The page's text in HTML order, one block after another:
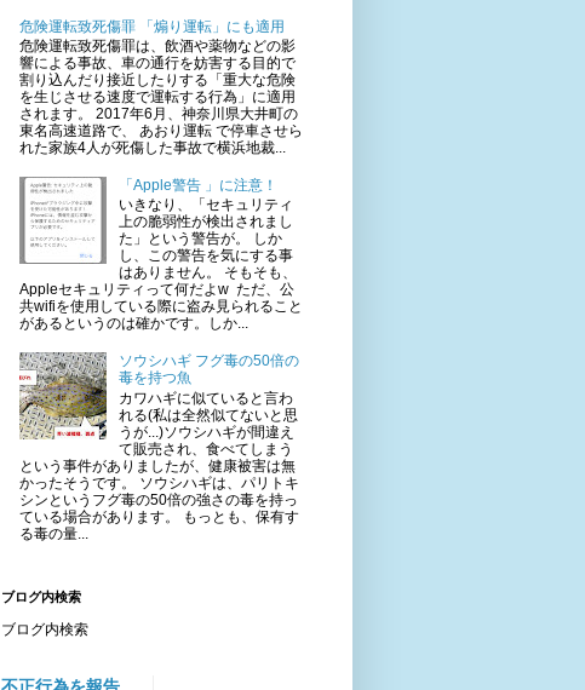
危険運転致死傷罪 「煽り運転」にも適用
危険運転致死傷罪は、飲酒や薬物などの影
響による事故、車の通行を妨害する目的で
割り込んだり接近したりする「重大な危険
を生じさせる速度で運転する行為」に適用
されます。 2017年6月、神奈川県大井町の
東名高速道路で、 あおり運転 で停車させら
れた家族4人が死傷した事故で横浜地裁...
「Apple警告 」に注意！
いきなり、「セキュリティ
上の脆弱性が検出されまし
た」という警告が。 しか
し、この警告を気にする事
はありません。 そもそも、
Appleセキュリティって何だよw ただ、公
共wifiを使用している際に盗み見られること
があるというのは確かです。しか...
ソウシハギ フグ毒の50倍の
毒を持つ魚
カワハギに似ていると言わ
れる(私は全然似てないと思
うが...)ソウシハギが間違え
て販売され、食べてしまう
という事件がありましたが、健康被害は無
かったそうです。 ソウシハギは、パリトキ
シンというフグ毒の50倍の強さの毒を持っ
ている場合があります。 もっとも、保有す
る毒の量...
ブログ内検索
ブログ内検索